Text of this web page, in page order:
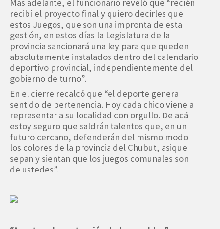
Más adelante, el funcionario reveló que “recién
recibí el proyecto final y quiero decirles que
estos Juegos, que son una impronta de esta
gestión, en estos días la Legislatura de la
provincia sancionará una ley para que queden
absolutamente instalados dentro del calendario
deportivo provincial, independientemente del
gobierno de turno”.
En el cierre recalcó que “el deporte genera
sentido de pertenencia. Hoy cada chico viene a
representar a su localidad con orgullo. De acá
estoy seguro que saldrán talentos que, en un
futuro cercano, defenderán del mismo modo
los colores de la provincia del Chubut, asique
sepan y sientan que los juegos comunales son
de ustedes”.